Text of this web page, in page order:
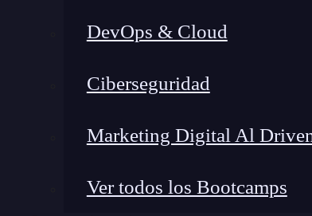
DevOps & Cloud
Ciberseguridad
Marketing Digital Al
Ver todos los Bootcamps
Lucia Gómez Salgado